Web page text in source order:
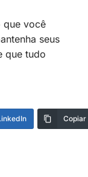
que você
seus
que tudo
Copiar